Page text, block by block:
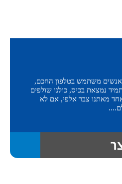
משתמש בטלפון החכם,
נמצאת בכיס, כולנו שולפים
מאתנו צבר אלפי, אם לא